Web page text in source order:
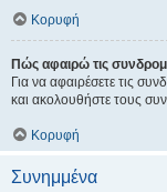
Κορυφή
Πώς αφαιρώ τις
Για να αφαιρέσετε τις
και ακολουθήστε τους
Κορυφή
Συνημμένα